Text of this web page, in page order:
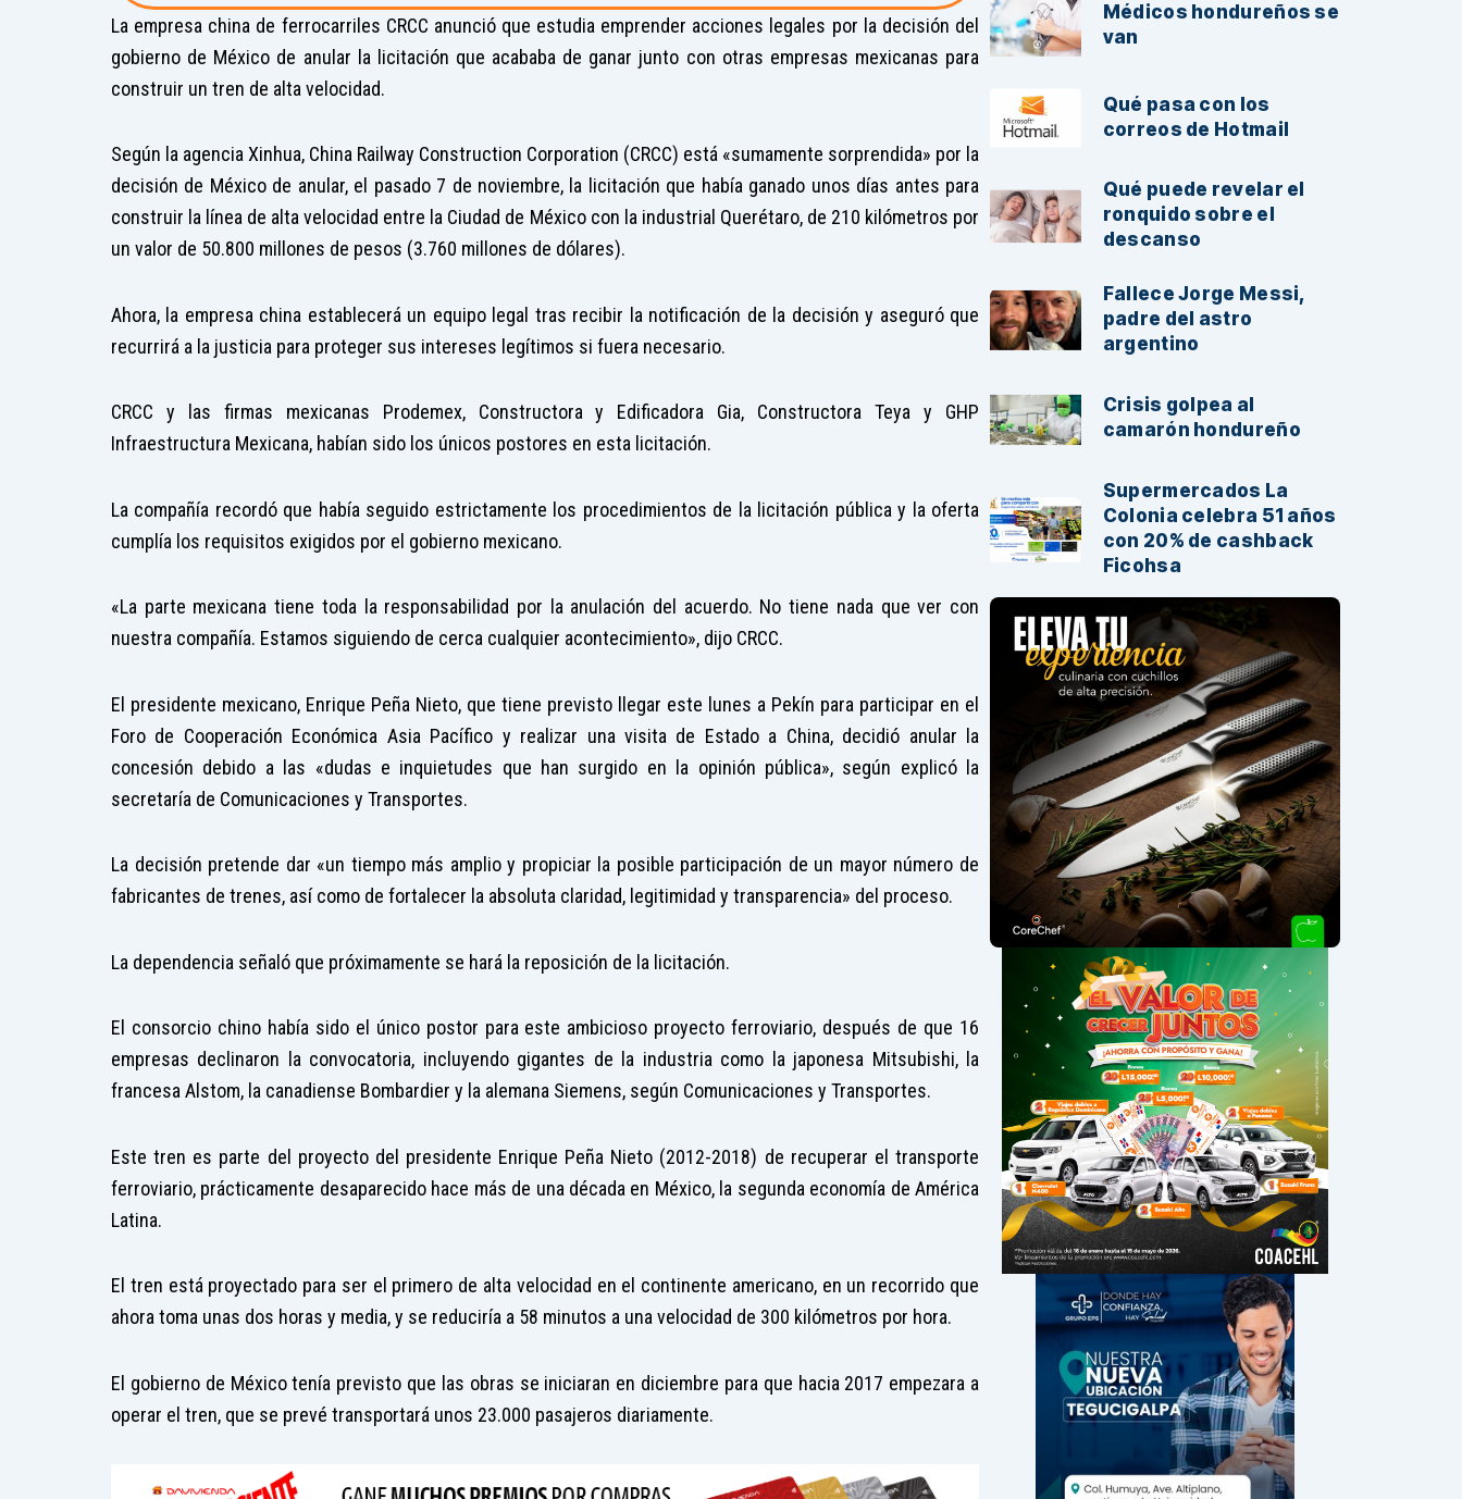
La empresa china de ferrocarriles CRCC anunció que estudia emprender acciones legales por la decisión del
gobierno de México de anular la licitación que acababa de ganar junto con otras empresas mexicanas para
construir un tren de alta velocidad.
Según la agencia Xinhua, China Railway Construction Corporation (CRCC) está «sumamente sorprendida» por la
decisión de México de anular, el pasado 7 de noviembre, la licitación que había ganado unos días antes para
construir la línea de alta velocidad entre la Ciudad de México con la industrial Querétaro, de 210 kilómetros por
un valor de 50.800 millones de pesos (3.760 millones de dólares).
Ahora, la empresa china establecerá un equipo legal tras recibir la notificación de la decisión y aseguró que
recurrirá a la justicia para proteger sus intereses legítimos si fuera necesario.
CRCC y las firmas mexicanas Prodemex, Constructora y Edificadora Gia, Constructora Teya y GHP
Infraestructura Mexicana, habían sido los únicos postores en esta licitación.
La compañía recordó que había seguido estrictamente los procedimientos de la licitación pública y la oferta
cumplía los requisitos exigidos por el gobierno mexicano.
«La parte mexicana tiene toda la responsabilidad por la anulación del acuerdo. No tiene nada que ver con
nuestra compañía. Estamos siguiendo de cerca cualquier acontecimiento», dijo CRCC.
El presidente mexicano, Enrique Peña Nieto, que tiene previsto llegar este lunes a Pekín para participar en el
Foro de Cooperación Económica Asia Pacífico y realizar una visita de Estado a China, decidió anular la
concesión debido a las «dudas e inquietudes que han surgido en la opinión pública», según explicó la
secretaría de Comunicaciones y Transportes.
La decisión pretende dar «un tiempo más amplio y propiciar la posible participación de un mayor número de
fabricantes de trenes, así como de fortalecer la absoluta claridad, legitimidad y transparencia» del proceso.
La dependencia señaló que próximamente se hará la reposición de la licitación.
El consorcio chino había sido el único postor para este ambicioso proyecto ferroviario, después de que 16
empresas declinaron la convocatoria, incluyendo gigantes de la industria como la japonesa Mitsubishi, la
francesa Alstom, la canadiense Bombardier y la alemana Siemens, según Comunicaciones y Transportes.
Este tren es parte del proyecto del presidente Enrique Peña Nieto (2012-2018) de recuperar el transporte
ferroviario, prácticamente desaparecido hace más de una década en México, la segunda economía de América
Latina.
El tren está proyectado para ser el primero de alta velocidad en el continente americano, en un recorrido que
ahora toma unas dos horas y media, y se reduciría a 58 minutos a una velocidad de 300 kilómetros por hora.
El gobierno de México tenía previsto que las obras se iniciaran en diciembre para que hacia 2017 empezara a
operar el tren, que se prevé transportará unos 23.000 pasajeros diariamente.
Médicos hondureños se
van
Qué pasa con los
correos de Hotmail
Qué puede revelar el
ronquido sobre el
descanso
Fallece Jorge Messi,
padre del astro
argentino
Crisis golpea al
camarón hondureño
Supermercados La
Colonia celebra 51 años
con 20% de cashback
Ficohsa